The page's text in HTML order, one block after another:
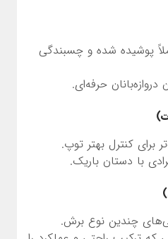
پوشیده شده و چسبندگی
حرفه‌ای.
برای کنترل بهتر توپ.
با دستان باریک.
چندین نوع برش.